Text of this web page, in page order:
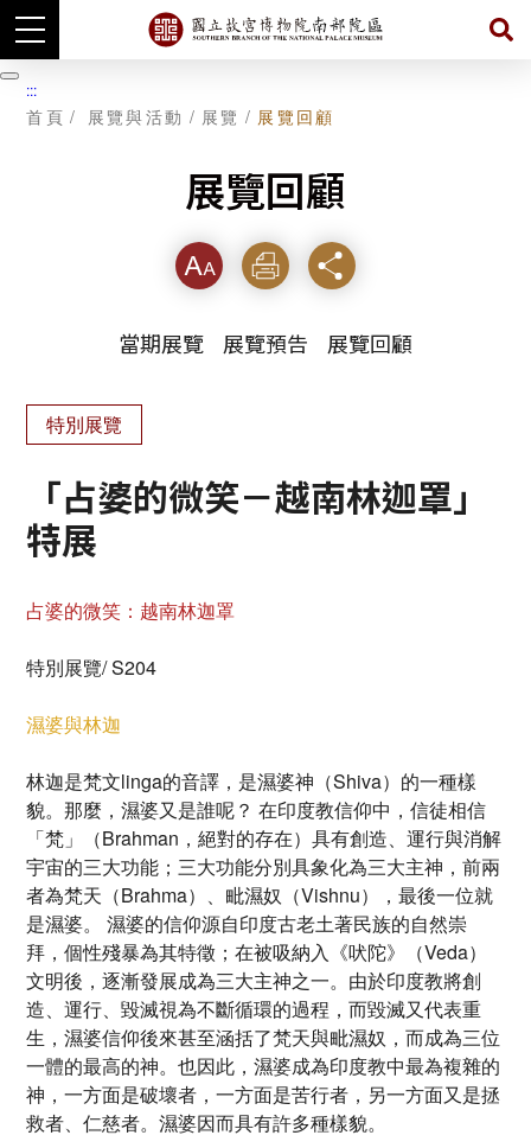
跳
到
暫
停
:::
首頁 展覽與活動 展覽 展覽回顧
展覽回顧
字級 列印 分享
當期展覽 展覽預告 展覽回顧
特別展覽
「占婆的微笑－越南林迦罩」
特展
占婆的微笑：越南林迦罩
特別展覽/ S204
濕婆與林迦
林迦是梵文linga的音譯，是濕婆神（Shiva）的一種樣
貌。那麼，濕婆又是誰呢？ 在印度教信仰中，信徒相信
「梵」（Brahman，絕對的存在）具有創造、運行與消解
宇宙的三大功能；三大功能分別具象化為三大主神，前兩
者為梵天（Brahma）、毗濕奴（Vishnu），最後一位就
是濕婆。 濕婆的信仰源自印度古老土著民族的自然崇
拜，個性殘暴為其特徵；在被吸納入《吠陀》（Veda）
文明後，逐漸發展成為三大主神之一。由於印度教將創
造、運行、毀滅視為不斷循環的過程，而毀滅又代表重
生，濕婆信仰後來甚至涵括了梵天與毗濕奴，而成為三位
一體的最高的神。也因此，濕婆成為印度教中最為複雜的
神，一方面是破壞者，一方面是苦行者，另一方面又是拯
救者、仁慈者。濕婆因而具有許多種樣貌。